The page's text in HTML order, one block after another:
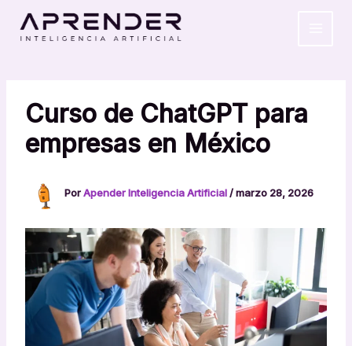
contenido
Curso de ChatGPT para
empresas en México
PorApender Inteligencia Artificial/marzo 28, 2026